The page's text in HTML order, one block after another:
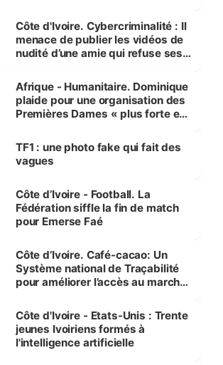
des Transports
Côte d'Ivoire. Cybercriminalité : Il
menace de publier les vidéos de
nudité d’une amie qui refuse ses
Afrique - Humanitaire. Dominique
plaide pour une organisation des
Premières Dames « plus forte et
sur la scène internationale »
TF1 : une photo fake qui fait des
vagues
Côte d’Ivoire - Football. La
Fédération siffle la fin de match
pour Emerse Faé
Côte d’Ivoire. Café-cacao: Un
Système national de Traçabilité
pour améliorer l’accès au marché
Côte d'Ivoire - Etats-Unis : Trente
jeunes Ivoiriens formés à
l'intelligence artificielle